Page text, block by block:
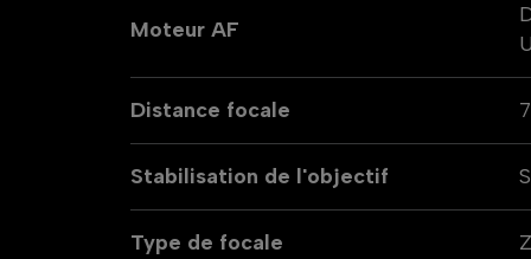
Moteur AF
Distance focale
Stabilisation de l'objectif
Type de focale